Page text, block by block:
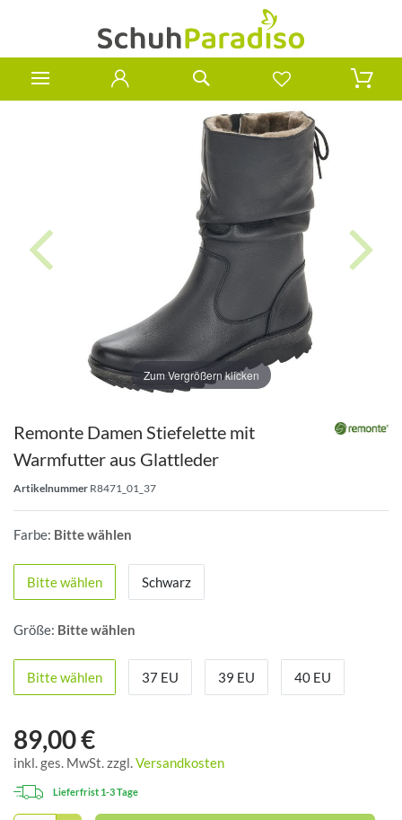
Zum Vergrößern klicken
Remonte Damen Stiefelette mit
Warmfutter aus Glattleder
Artikelnummer R8471_01_37
Farbe: Bitte wählen
Bitte wählen Schwarz
Größe: Bitte wählen
Bitte wählen 37 EU 39 EU 40 EU
89,00 €
inkl. ges. MwSt. zzgl.Versandkosten
Lieferfrist 1-3 Tage